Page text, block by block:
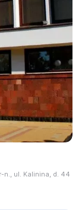
n., ul. Kalinina, d. 44